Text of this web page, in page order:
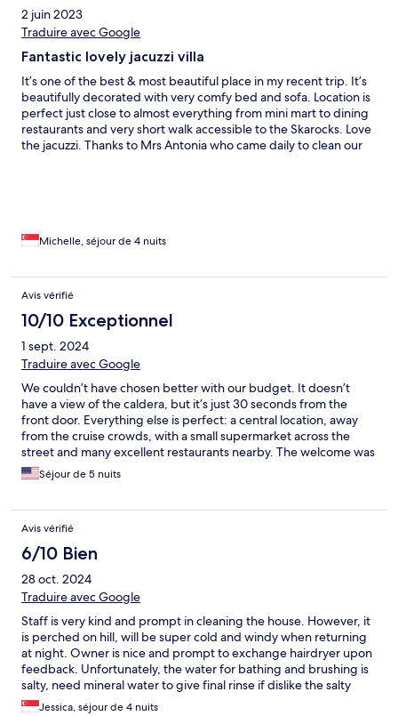
2 juin 2023
Traduire avec Google
Fantastic lovely jacuzzi villa
It’s one of the best & most beautiful place in my recent trip. It’s
beautifully decorated with very comfy bed and sofa. Location is
perfect just close to almost everything from mini mart to dining
restaurants and very short walk accessible to the Skarocks. Love
the jacuzzi. Thanks to Mrs Antonia who came daily to clean our
Michelle, séjour de 4 nuits
Avis vérifié
10/10 Exceptionnel
1 sept. 2024
Traduire avec Google
We couldn’t have chosen better with our budget. It doesn’t
have a view of the caldera, but it’s just 30 seconds from the
front door. Everything else is perfect: a central location, away
from the cruise crowds, with a small supermarket across the
street and many excellent restaurants nearby. The welcome was
perfect, the cleanliness was excellent, and the pool is
magnificent. The room is spacious, well-maintained, and cozy;
guests every day. The best option we could find in Santorini.
Plus: if you enjoy walking, 2 hours before sunset you can start a
hike to Oia from here—the trail is wonderful!
Séjour de 5 nuits
Avis vérifié
6/10 Bien
28 oct. 2024
Traduire avec Google
Staff is very kind and prompt in cleaning the house. However, it
is perched on hill, will be super cold and windy when returning
at night. Owner is nice and prompt to exchange hairdryer upon
feedback. Unfortunately, the water for bathing and brushing is
salty, need mineral water to give final rinse if dislike the salty
taste.Jessica, séjour de 4 nuits